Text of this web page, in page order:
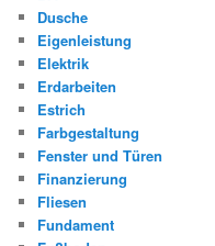
Dusche
Eigenleistung
Elektrik
Erdarbeiten
Estrich
Farbgestaltung
Fenster und Türen
Finanzierung
Fliesen
Fundament